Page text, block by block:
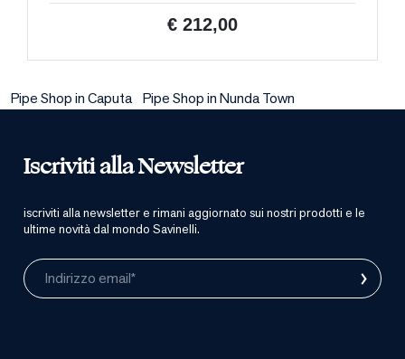
€ 212,00
Pipe Shop in Caputa Pipe Shop in Nunda Town
Iscriviti alla Newsletter
iscriviti alla newsletter e rimani aggiornato sui nostri prodotti e le
ultime novità dal mondo Savinelli.
Indirizzo email* ›